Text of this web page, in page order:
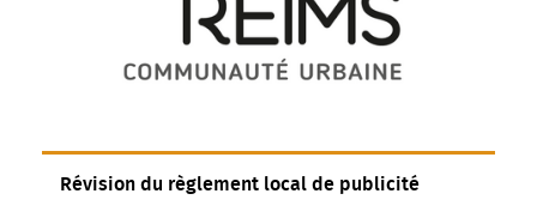
Révision du règlement local de publicité